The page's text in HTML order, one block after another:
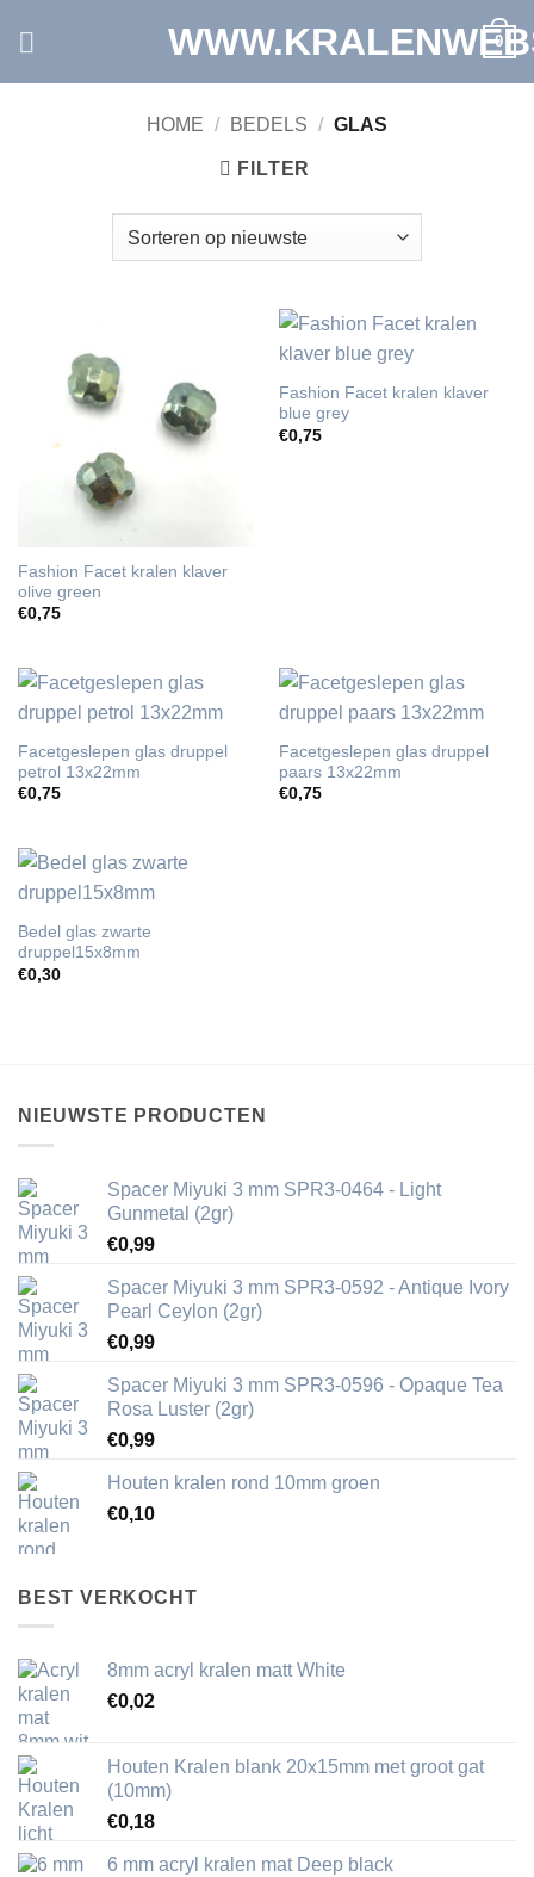
0
HOME / BEDELS / GLAS
FILTER
Fashion Facet kralen klaver
olive green
€0,75
Fashion Facet kralen klaver
blue grey
€0,75
Facetgeslepen glas druppel
petrol 13x22mm
€0,75
Facetgeslepen glas druppel
paars 13x22mm
€0,75
Bedel glas zwarte
druppel15x8mm
€0,30
NIEUWSTE PRODUCTEN
Spacer Miyuki 3 mm SPR3-0464 - Light
Gunmetal (2gr)
€0,99
Spacer Miyuki 3 mm SPR3-0592 - Antique Ivory
Pearl Ceylon (2gr)
€0,99
Spacer Miyuki 3 mm SPR3-0596 - Opaque Tea
Rosa Luster (2gr)
€0,99
Houten kralen rond 10mm groen
€0,10
BEST VERKOCHT
8mm acryl kralen matt White
€0,02
Houten Kralen blank 20x15mm met groot gat
(10mm)
€0,18
6 mm acryl kralen mat Deep black